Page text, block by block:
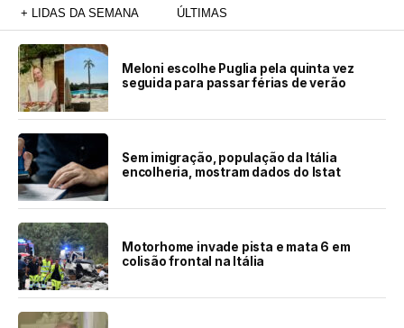
+ LIDAS DA SEMANA ÚLTIMAS
Meloni escolhe Puglia pela quinta vez
seguida para passar férias de verão
Sem imigração, população da Itália
encolheria, mostram dados do Istat
Motorhome invade pista e mata 6 em
colisão frontal na Itália